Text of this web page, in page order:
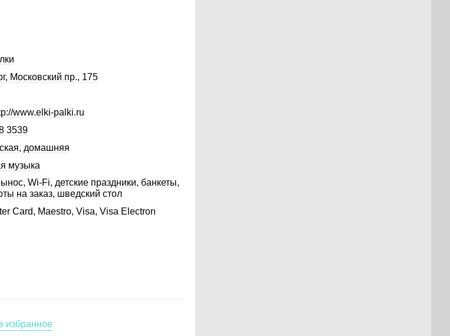
Московский пр., 175
www.elki-palki.ru
3539
, домашняя
музыка
, Wi-Fi, детские праздники, банкеты,
на заказ, шведский стол
Card, Maestro, Visa, Visa Electron